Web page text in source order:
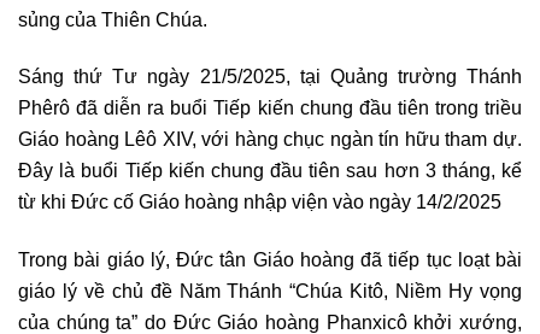
sủng của Thiên Chúa.
Sáng thứ Tư ngày 21/5/2025, tại Quảng trường Thánh
Phêrô đã diễn ra buổi Tiếp kiến chung đầu tiên trong triều
Giáo hoàng Lêô XIV, với hàng chục ngàn tín hữu tham dự.
Đây là buổi Tiếp kiến chung đầu tiên sau hơn 3 tháng, kể
từ khi Đức cố Giáo hoàng nhập viện vào ngày 14/2/2025
Trong bài giáo lý, Đức tân Giáo hoàng đã tiếp tục loạt bài
giáo lý về chủ đề Năm Thánh “Chúa Kitô, Niềm Hy vọng
của chúng ta” do Đức Giáo hoàng Phanxicô khởi xướng,